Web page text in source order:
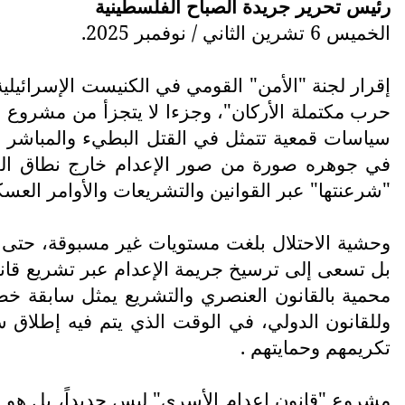
رئيس تحرير جريدة الصباح الفلسطينية
الخميس 6 تشرين الثاني / نوفمبر 2025.
إقرار لجنة "الأمن" القومي في الكنيست
حرب مكتملة الأركان"، وجزءا لا يتجزأ من مشروع
سياسات قمعية تتمثل في القتل البطيء
في جوهره صورة من صور الإعدام خارج نطاق
"شرعنتها" عبر القوانين والتشريعات والأوامر
وحشية الاحتلال بلغت مستويات غير مسبوقة،
بل تسعى إلى ترسيخ جريمة الإعدام عبر تشريع
محمية بالقانون العنصري والتشريع يمثل سابقة
وللقانون الدولي، في الوقت الذي يتم فيه إطلاق
تكريمهم وحمايتهم .
مشروع "قانون إعدام الأسرى" ليس جديداً، بل هو